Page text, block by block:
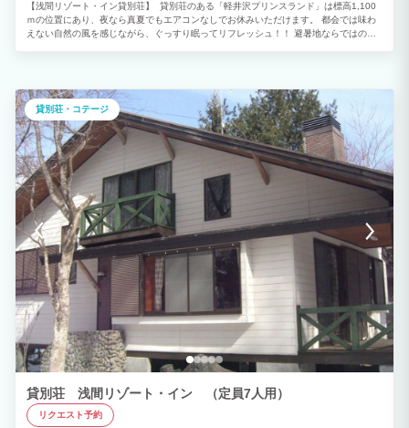
【浅間リゾート・イン貸別荘】 貸別荘のある「軽井沢プリンスランド」は標高1,100
ｍの位置にあり、夜なら真夏でもエアコンなしでお休みいただけます。 都会では味わ
えない自然の風を感じながら、ぐっすり眠ってリフレッシュ！！ 避暑地ならではの時
分にお持ち下さい。
貸別荘・コテージ
貸別荘 浅間リゾート・イン （定員7人用）
リクエスト予約